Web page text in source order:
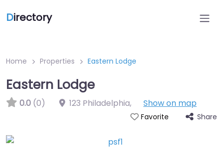
Directory
Home Properties Eastern Lodge
Eastern Lodge
0.0 (0) 123 Philadelphia, Show on map
Favorite Share